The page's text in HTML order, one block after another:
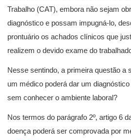
Trabalho (CAT), embora não sejam
diagnóstico e possam impugná-lo,
prontuário os achados clínicos que
realizem o devido exame do
Nesse sentindo, a primeira questão a
um médico poderá dar um
sem conhecer o ambiente laboral?
Nos termos do parágrafo 2º, artigo 6
doença poderá ser comprovada por